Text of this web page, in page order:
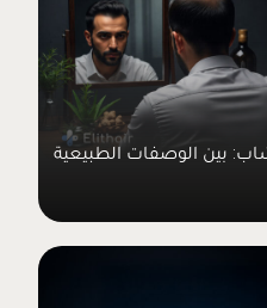
بين الوصفات الطبيعية